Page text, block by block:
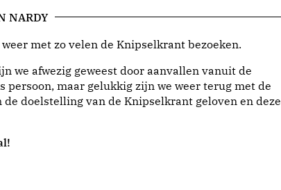
NARDY
met zo velen de Knipselkrant bezoeken.
we afwezig geweest door aanvallen vanuit de
persoon, maar gelukkig zijn we weer terug met de
doelstelling van de Knipselkrant geloven en deze